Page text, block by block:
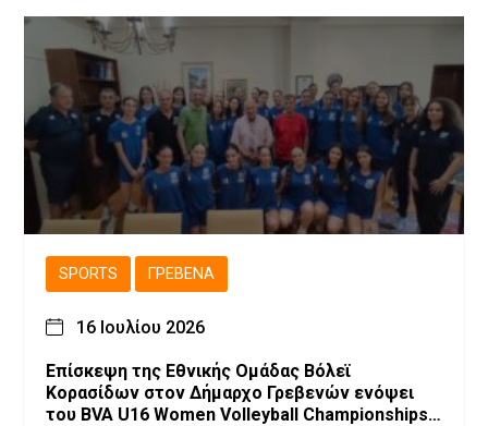
SPORTS ΓΡΕΒΕΝΆ
16 Ιουλίου 2026
Επίσκεψη της Εθνικής Ομάδας Βόλεϊ
Κορασίδων στον Δήμαρχο Γρεβενών ενόψει
του BVA U16 Women Volleyball Championships